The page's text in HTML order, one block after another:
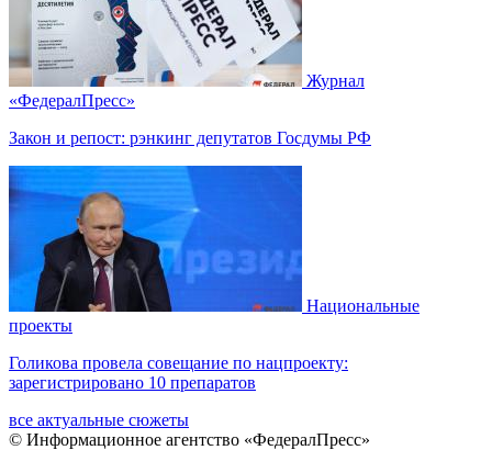
Журнал
«ФедералПресс»
Закон и репост: рэнкинг депутатов Госдумы РФ
Национальные
проекты
Голикова провела совещание по нацпроекту:
зарегистрировано 10 препаратов
все актуальные сюжеты
© Информационное агентство «ФедералПресс»